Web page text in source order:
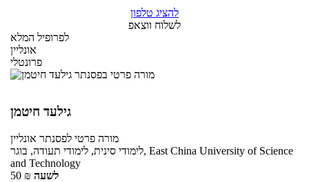
להציג טלפון
לשלוח ווצאפ
לפרופיל המלא
אונליין
פרונטלי
גילעד חיטמן
מורה פרטי לפסנתר אונליין
לימודי סינית, לימודי תעודה, בוגר, East China University of Science
and Technology
50 ₪ לשעה